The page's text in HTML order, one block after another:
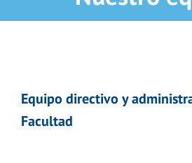
Equipo directivo y
Facultad